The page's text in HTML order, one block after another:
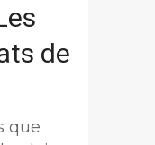
de
que